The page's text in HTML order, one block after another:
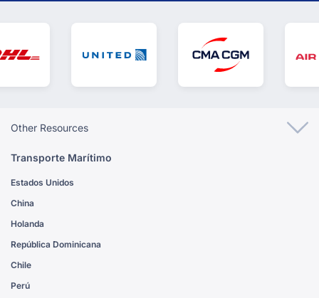
Other Resources
Transporte Marítimo
Estados Unidos
China
Holanda
República Dominicana
Chile
Perú